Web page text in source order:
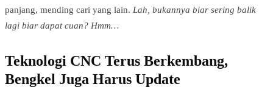
panjang, mending cari yang lain. Lah, bukannya biar sering balik
lagi biar dapat cuan? Hmm…
Teknologi CNC Terus Berkembang,
Bengkel Juga Harus Update